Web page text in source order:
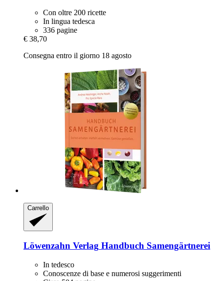
Con oltre 200 ricette
In lingua tedesca
336 pagine
€ 38,70
Consegna entro il giorno 18 agosto
Carrello
Löwenzahn Verlag Handbuch Samengärtnerei
In tedesco
Conoscenze di base e numerosi suggerimenti